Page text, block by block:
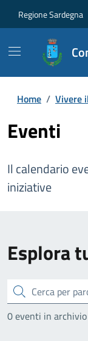
Regione Sardegna
Home / Vivere
Eventi
Il calendario
iniziative
Esplora
Cerca
0 eventi in archivio